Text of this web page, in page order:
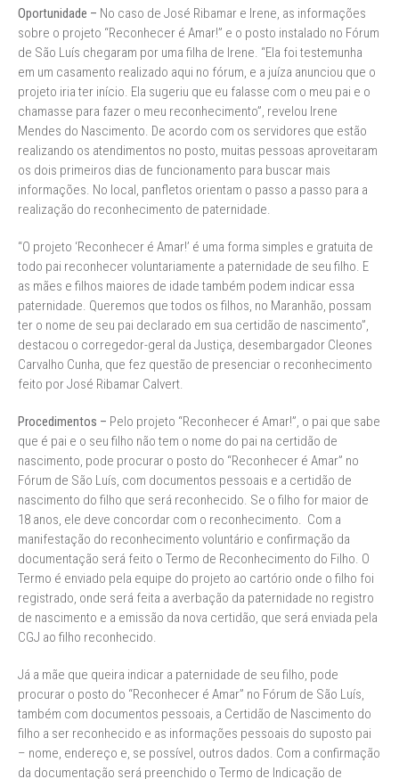
Oportunidade – No caso de José Ribamar e Irene, as informações
sobre o projeto “Reconhecer é Amar!” e o posto instalado no Fórum
de São Luís chegaram por uma filha de Irene. “Ela foi testemunha
em um casamento realizado aqui no fórum, e a juíza anunciou que o
projeto iria ter início. Ela sugeriu que eu falasse com o meu pai e o
chamasse para fazer o meu reconhecimento”, revelou Irene
Mendes do Nascimento. De acordo com os servidores que estão
realizando os atendimentos no posto, muitas pessoas aproveitaram
os dois primeiros dias de funcionamento para buscar mais
informações. No local, panfletos orientam o passo a passo para a
realização do reconhecimento de paternidade.
“O projeto ‘Reconhecer é Amar!’ é uma forma simples e gratuita de
todo pai reconhecer voluntariamente a paternidade de seu filho. E
as mães e filhos maiores de idade também podem indicar essa
paternidade. Queremos que todos os filhos, no Maranhão, possam
ter o nome de seu pai declarado em sua certidão de nascimento”,
destacou o corregedor-geral da Justiça, desembargador Cleones
Carvalho Cunha, que fez questão de presenciar o reconhecimento
feito por José Ribamar Calvert.
Procedimentos – Pelo projeto “Reconhecer é Amar!”, o pai que sabe
que é pai e o seu filho não tem o nome do pai na certidão de
nascimento, pode procurar o posto do “Reconhecer é Amar” no
Fórum de São Luís, com documentos pessoais e a certidão de
nascimento do filho que será reconhecido. Se o filho for maior de
18 anos, ele deve concordar com o reconhecimento. Com a
manifestação do reconhecimento voluntário e confirmação da
documentação será feito o Termo de Reconhecimento do Filho. O
Termo é enviado pela equipe do projeto ao cartório onde o filho foi
registrado, onde será feita a averbação da paternidade no registro
de nascimento e a emissão da nova certidão, que será enviada pela
CGJ ao filho reconhecido.
Já a mãe que queira indicar a paternidade de seu filho, pode
procurar o posto do “Reconhecer é Amar” no Fórum de São Luís,
também com documentos pessoais, a Certidão de Nascimento do
filho a ser reconhecido e as informações pessoais do suposto pai
– nome, endereço e, se possível, outros dados. Com a confirmação
da documentação será preenchido o Termo de Indicação de